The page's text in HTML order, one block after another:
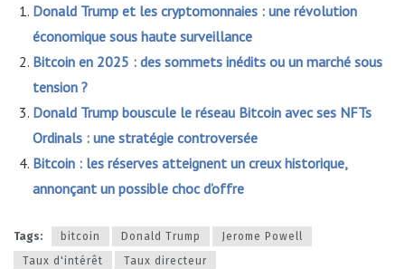
Donald Trump et les cryptomonnaies : une révolution
économique sous haute surveillance
Bitcoin en 2025 : des sommets inédits ou un marché sous
tension ?
Donald Trump bouscule le réseau Bitcoin avec ses NFTs
Ordinals : une stratégie controversée
Bitcoin : les réserves atteignent un creux historique,
annonçant un possible choc d’offre
Tags: bitcoin Donald Trump
Jerome Powell
Taux d'intérêt
Taux directeur